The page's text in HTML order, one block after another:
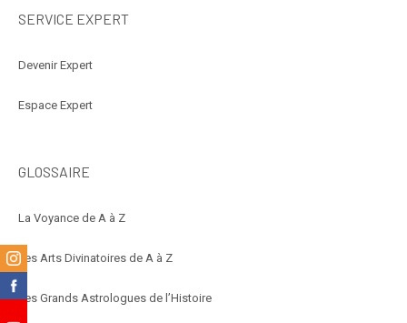
SERVICE EXPERT
Devenir Expert
Espace Expert
GLOSSAIRE
La Voyance de A à Z
Les Arts Divinatoires de A à Z
Les Grands Astrologues de l’Histoire